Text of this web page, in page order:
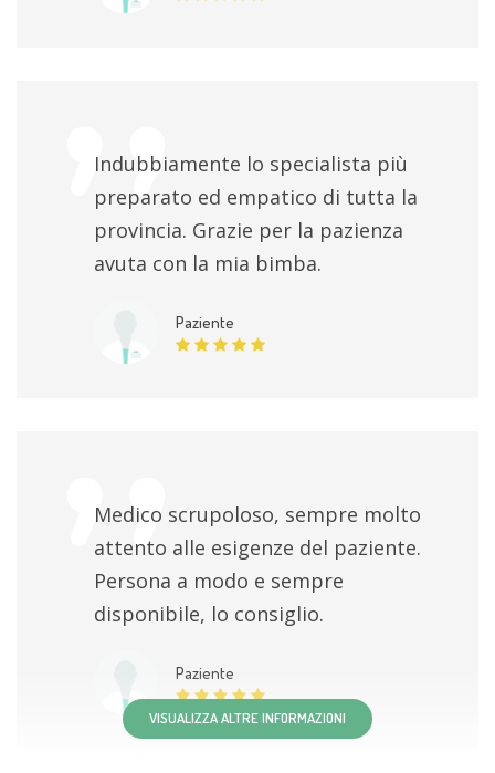
Indubbiamente lo specialista più
preparato ed empatico di tutta la
provincia. Grazie per la pazienza
avuta con la mia bimba.
Paziente
Medico scrupoloso, sempre molto
attento alle esigenze del paziente.
Persona a modo e sempre
disponibile, lo consiglio.
Paziente
VISUALIZZA ALTRE INFORMAZIONI